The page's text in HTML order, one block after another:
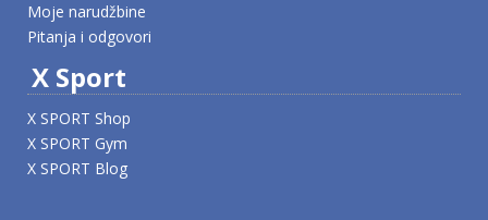
Moje narudžbine
Pitanja i odgovori
X Sport
X SPORT Shop
X SPORT Gym
X SPORT Blog